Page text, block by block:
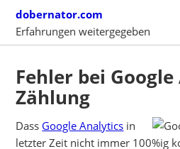
content
dobernator.com
Erfahrungen weitergegeben
CONTENT
Fehler bei
Zählung
Dass Google Analytics in
letzter Zeit nicht immer 100%ig